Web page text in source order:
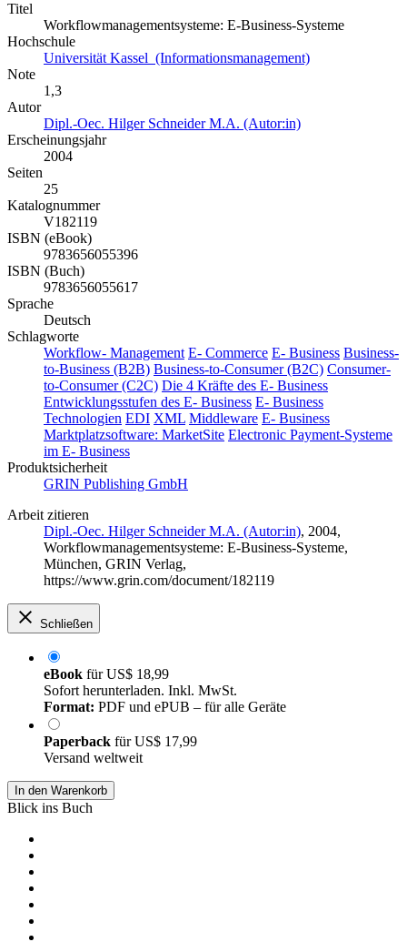
Titel
Workflowmanagementsysteme: E-Business-Systeme
Hochschule
Universität Kassel (Informationsmanagement)
Note
1,3
Autor
Dipl.-Oec. Hilger Schneider M.A. (Autor:in)
Erscheinungsjahr
2004
Seiten
25
Katalognummer
V182119
ISBN (eBook)
9783656055396
ISBN (Buch)
9783656055617
Sprache
Deutsch
Schlagworte
Workflow- Management E- Commerce E- Business Business-
to-Business (B2B) Business-to-Consumer (B2C) Consumer-
to-Consumer (C2C) Die 4 Kräfte des E- Business
Entwicklungsstufen des E- Business E- Business
Technologien EDI XML Middleware E- Business
Marktplatzsoftware: MarketSite Electronic Payment-Systeme
im E- Business
Produktsicherheit
GRIN Publishing GmbH
Arbeit zitieren
Dipl.-Oec. Hilger Schneider M.A. (Autor:in), 2004,
Workflowmanagementsysteme: E-Business-Systeme,
München, GRIN Verlag,
https://www.grin.com/document/182119
Schließen
eBook fürUS$ 18,99
Sofort herunterladen. Inkl. MwSt.
Format: PDF und ePUB – für alle Geräte
Paperback fürUS$ 17,99
Versand weltweit
In den Warenkorb
Blick ins Buch